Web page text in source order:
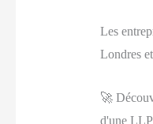
Les
Londres
🚀
d'une